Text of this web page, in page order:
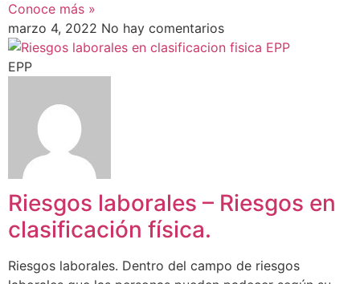
Conoce más »
marzo 4, 2022 No hay comentarios
EPP
Riesgos laborales – Riesgos en
clasificación física.
Riesgos laborales. Dentro del campo de riesgos